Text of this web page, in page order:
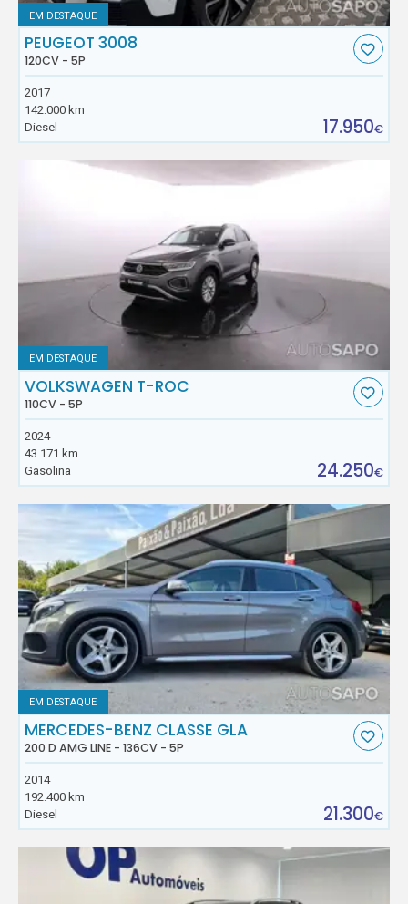
EM DESTAQUE
PEUGEOT 3008
120CV - 5P
2017
142.000 km
Diesel
17.950€
EM DESTAQUE
VOLKSWAGEN T-ROC
110CV - 5P
2024
43.171 km
Gasolina
24.250€
EM DESTAQUE
MERCEDES-BENZ CLASSE GLA
200 D AMG LINE - 136CV - 5P
2014
192.400 km
Diesel
21.300€